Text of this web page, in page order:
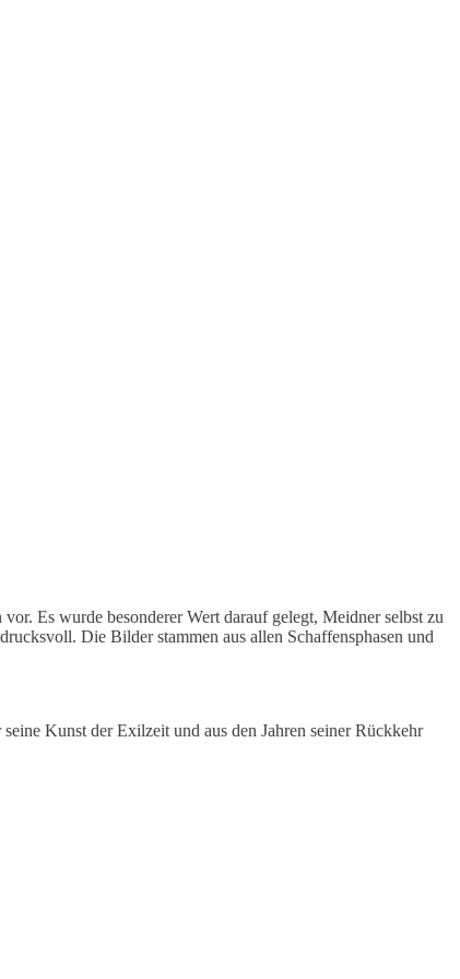
Es wurde besonderer Wert darauf gelegt, Meidner selbst zu
Die Bilder stammen aus allen Schaffensphasen und
Kunst der Exilzeit und aus den Jahren seiner Rückkehr